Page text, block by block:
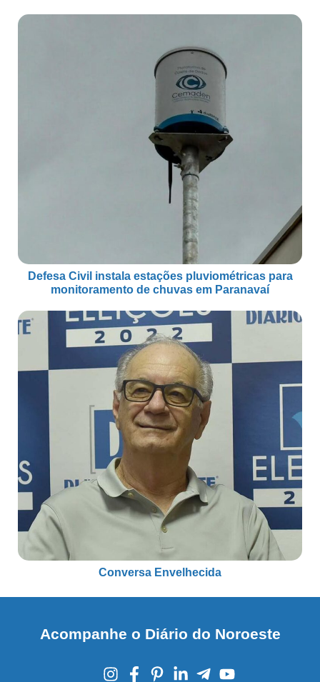
Defesa Civil instala estações pluviométricas para
monitoramento de chuvas em Paranavaí
Conversa Envelhecida
Acompanhe o Diário do Noroeste